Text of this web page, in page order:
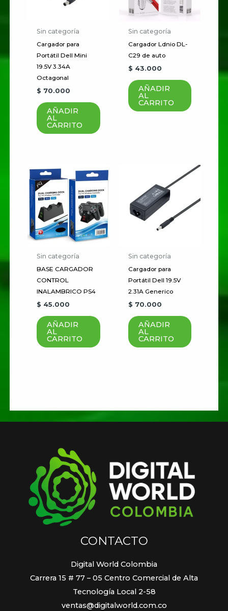
Los campos obligatorios están
marcados con
Tu
puntuación
Tu valoración
Correo electrónico
Guardar mi nombre, correo
electrónico y sitio web en este
navegador para la próxima vez
Sin categoría
Cargador para
Portátil Dell Mini
19.5V 3.34A
Octagonal
$ 70.000
AÑADIR
AL
CARRITO
Sin categoría
Cargador Ldnio DL-
C29 de auto
$ 43.000
AÑADIR
AL
CARRITO
Sin categoría
BASE CARGADOR
CONTROL
INALAMBRICO PS4
$ 45.000
AÑADIR
AL
CARRITO
Sin categoría
Cargador para
Portátil Dell 19.5V
2.31A Generico
$ 70.000
AÑADIR
AL
CARRITO
CONTACTO
Digital World Colombia
Carrera 15 # 77 – 05 Centro Comercial de Alta
Tecnología Local 2-58
ventas@digitalworld.com.co